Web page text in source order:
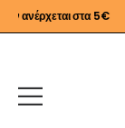
στα 5€